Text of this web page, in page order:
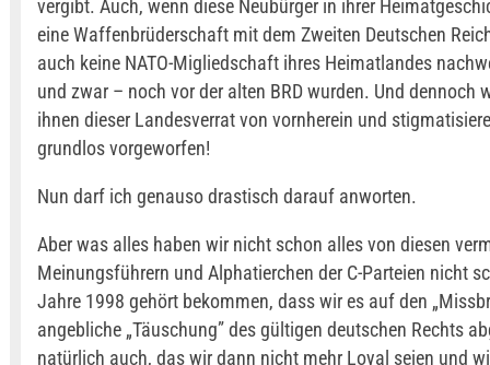
vergibt. Auch, wenn diese Neubürger in ihrer
eine Waffenbrüderschaft mit dem Zweiten Deutschen
auch keine NATO-Migliedschaft ihres Heimatlandes
und zwar – noch vor der alten BRD wurden. Und dennoch
ihnen dieser Landesverrat von vornherein und
grundlos vorgeworfen!
Nun darf ich genauso drastisch darauf anworten.
Aber was alles haben wir nicht schon alles von diesen
Meinungsführern und Alphatierchen der C-Parteien nicht
Jahre 1998 gehört bekommen, dass wir es auf den
angebliche „Täuschung” des gültigen deutschen Rechts
natürlich auch, das wir dann nicht mehr Loyal seien und